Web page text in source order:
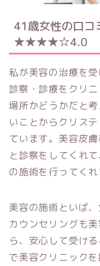
41歳女性の口コ
★★★★☆4.0
私が美容の治療を
診察・診療をクリ
場所かどうかだと
いことからクリス
ています。美容皮
と診察をしてくれ
の施術を行ってくれ
美容の施術といば
カウンセリングも
ら、安心して受け
で美容クリニック